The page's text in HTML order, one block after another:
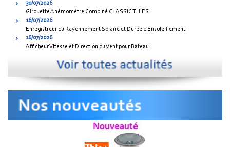
30/07/2026
Girouette Anémomètre Combiné CLASSIC THIES
16/07/2026
Enregistreur du Rayonnement Solaire et Durée d'Ensoleillement
16/07/2026
Afficheur Vitesse et Direction du Vent pour Bateau